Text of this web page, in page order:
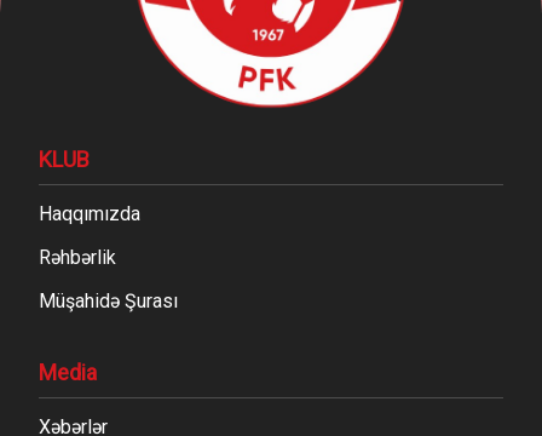
KLUB
Haqqımızda
Rəhbərlik
Müşahidə Şurası
Media
Xəbərlər